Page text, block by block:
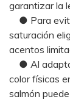
garantizar la
● Para
saturación
acentos
● Al
color físicas
salmón